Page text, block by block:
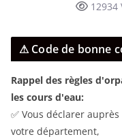
12934
⚠ Code de bonne
Rappel des règles
les cours d'eau:
✅ Vous déclarer
votre département,